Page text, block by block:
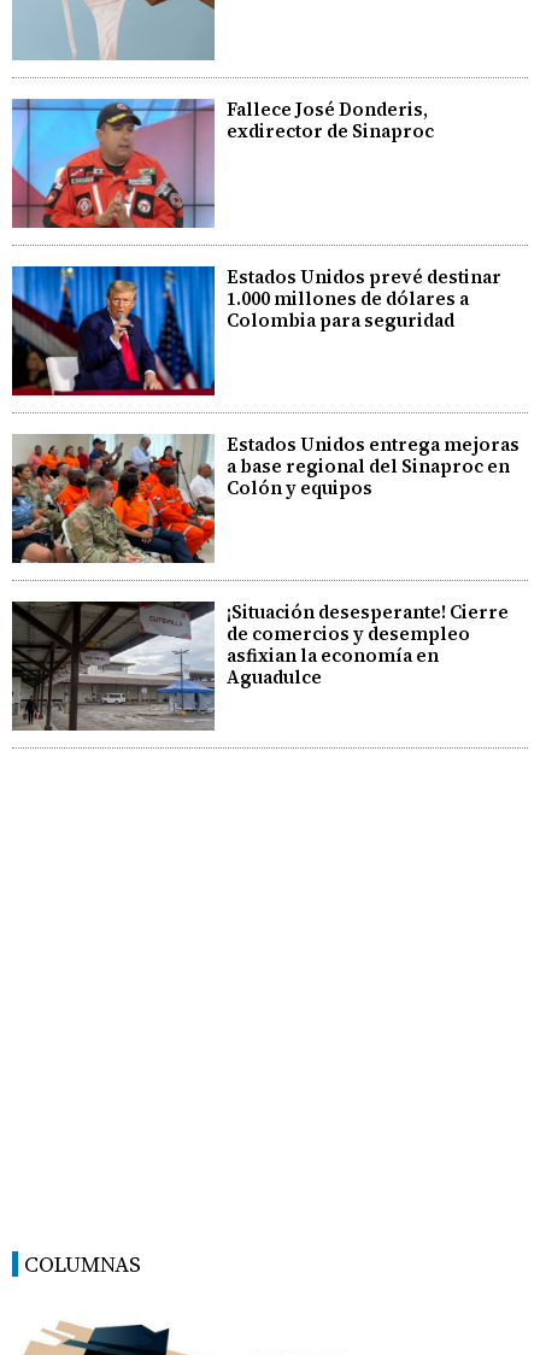
Fallece José Donderis,
exdirector de Sinaproc
Estados Unidos prevé destinar
1.000 millones de dólares a
Colombia para seguridad
Estados Unidos entrega mejoras
a base regional del Sinaproc en
Colón y equipos
¡Situación desesperante! Cierre
de comercios y desempleo
asfixian la economía en
Aguadulce
COLUMNAS